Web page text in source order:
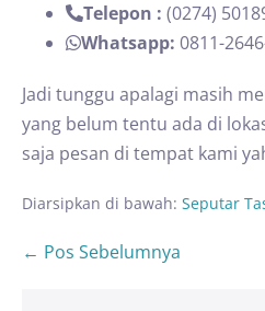
Telepon : (0274)
Whatsapp: 0811-
Jadi tunggu apalagi masih
yang belum tentu ada di
saja pesan di tempat kami
Diarsipkan di bawah: Seputar
← Pos Sebelumnya